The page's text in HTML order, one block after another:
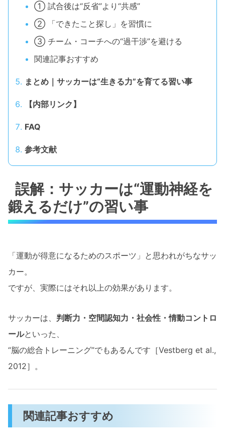
① 試合後は“反省”より“共感”
② 「できたこと探し」を習慣に
③ チーム・コーチへの“過干渉”を避ける
関連記事おすすめ
まとめ｜サッカーは“生きる力”を育てる習い事
【内部リンク】
FAQ
参考文献
誤解：サッカーは“運動神経を
鍛えるだけ”の習い事
「運動が得意になるためのスポーツ」と思われがちなサッ
カー。
ですが、実際にはそれ以上の効果があります。
サッカーは、 判断力・空間認知力・社会性・情動コントロ
ールといった、
“脳の総合トレーニング”でもあるんです［Vestberg et al.,
2012］。
関連記事おすすめ